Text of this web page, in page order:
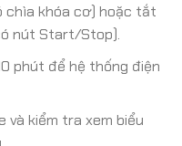
chìa khóa cơ) hoặc tắt
nút Start/Stop).
phút để hệ thống điện
và kiểm tra xem biểu